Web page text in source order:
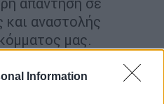
Information
και αναστολής
μας.